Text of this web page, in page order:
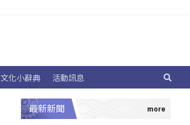
文化小辭典 活動訊息
最新新聞